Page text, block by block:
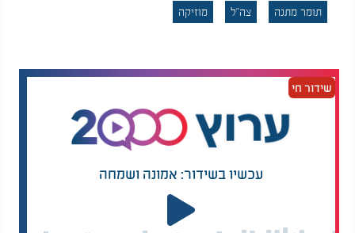
תומר מתנה צה"ל מוזיקה
שידור חי
עכשיו בשידור: אמונה ושמחה